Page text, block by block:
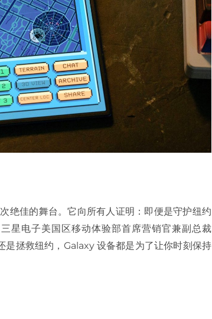
绝佳的舞台。它向所有人证明：即便是守护纽约
星电子美国区移动体验部首席营销官兼副总裁
拯救纽约，Galaxy 设备都是为了让你时刻保持